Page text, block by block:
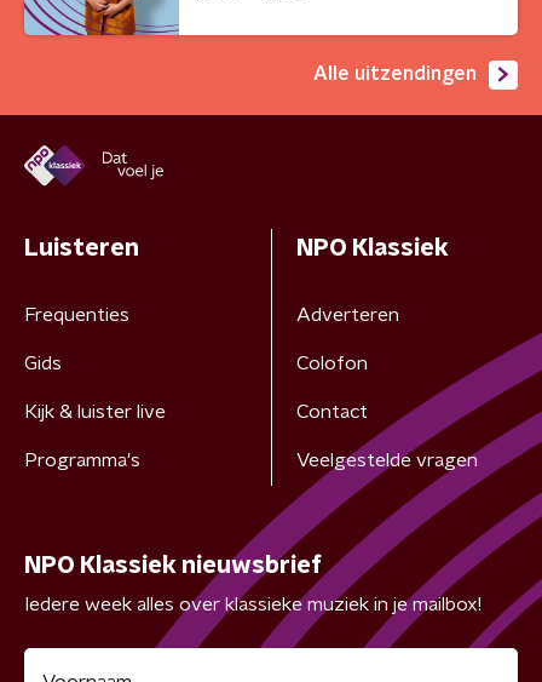
Alle uitzendingen
Luisteren
Frequenties
Gids
Kijk & luister live
Programma's
NPO Klassiek
Adverteren
Colofon
Contact
Veelgestelde vragen
NPO Klassiek nieuwsbrief
Iedere week alles over klassieke muziek in je mailbox!